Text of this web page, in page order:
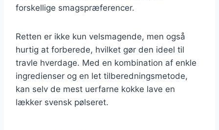
forskellige smagspræferencer.
Retten er ikke kun velsmagende, men også
hurtig at forberede, hvilket gør den ideel til
travle hverdage. Med en kombination af enkle
ingredienser og en let tilberedningsmetode,
kan selv de mest uerfarne kokke lave en
lækker svensk pølseret.